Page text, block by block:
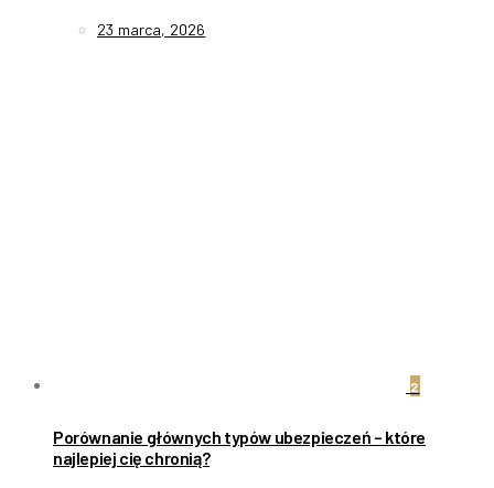
23 marca, 2026
2
Porównanie głównych typów ubezpieczeń – które
najlepiej cię chronią?